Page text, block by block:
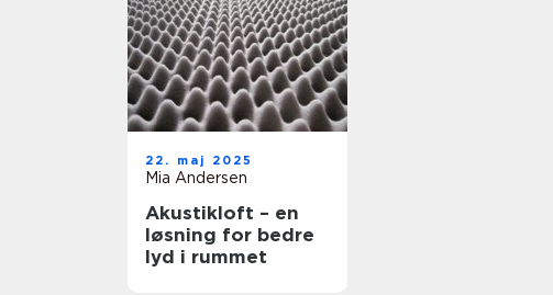
22. maj 2025
Mia Andersen
Akustikloft – en
løsning for bedre
lyd i rummet